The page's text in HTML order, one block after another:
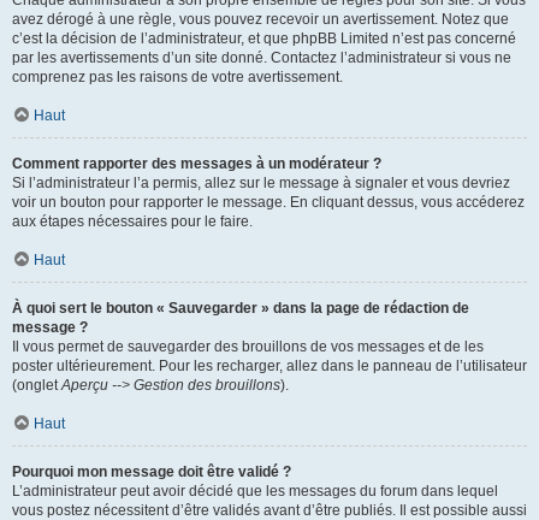
avez dérogé à une règle, vous pouvez recevoir un avertissement. Notez que
c’est la décision de l’administrateur, et que phpBB Limited n’est pas concerné
par les avertissements d’un site donné. Contactez l’administrateur si vous ne
comprenez pas les raisons de votre avertissement.
Haut
Comment rapporter des messages à un modérateur ?
Si l’administrateur l’a permis, allez sur le message à signaler et vous devriez
voir un bouton pour rapporter le message. En cliquant dessus, vous accéderez
aux étapes nécessaires pour le faire.
Haut
À quoi sert le bouton « Sauvegarder » dans la page de rédaction de
message ?
Il vous permet de sauvegarder des brouillons de vos messages et de les
poster ultérieurement. Pour les recharger, allez dans le panneau de l’utilisateur
(ongletAperçu --> Gestion des brouillons).
Haut
Pourquoi mon message doit être validé ?
L’administrateur peut avoir décidé que les messages du forum dans lequel
vous postez nécessitent d’être validés avant d’être publiés. Il est possible aussi